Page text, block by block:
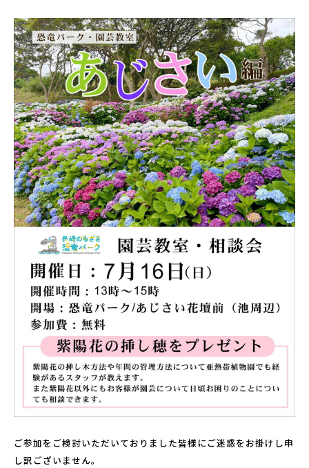
インフォメーションセンター
恐竜パーク体育館
よくある質問
周辺スポット
アクセス
お問い合わせ
パーク概要
個人情報保護方針
ご参加をご検討いただいておりました皆様にご迷惑をお掛けし申
し訳ございません。